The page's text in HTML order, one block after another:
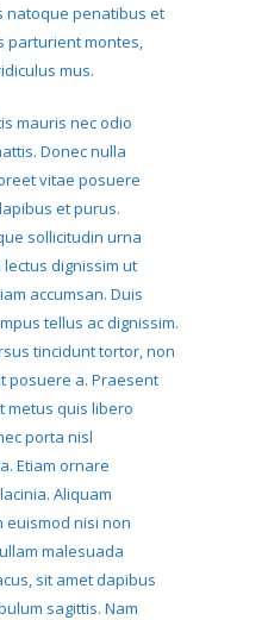
natoque penatibus et
parturient montes,
mus.
mauris nec odio
Donec nulla
vitae posuere
et purus.
sollicitudin urna
lectus dignissim ut
accumsan. Duis
tellus ac dignissim.
tincidunt tortor, non
posuere a. Praesent
metus quis libero
porta nisl
Etiam ornare
Aliquam
euismod nisi non
malesuada
sit amet dapibus
sagittis. Nam